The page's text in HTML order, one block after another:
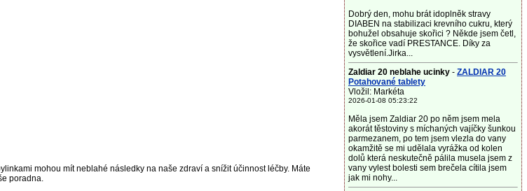
mohou mít neblahé následky na naše zdraví a snížit účinnost léčby. Máte
poradna.
Dobrý den, mohu brát idoplněk stravy
DIABEN na stabilizaci krevního cukru, který
bohužel obsahuje skořici ? Někde jsem četl,
že skořice vadí PRESTANCE. Díky za
vysvětlení.Jirka...
Zaldiar 20 neblahe ucinky - ZALDIAR 20
Potahované tablety
Vložil: Markéta
2026-01-08 05:23:22
Měla jsem Zaldiar 20 po něm jsem mela
akorát těstoviny s míchaných vajíčky šunkou
parmezanem, po tem jsem vlezla do vany
okamžitě se mi udělala vyrážka od kolen
dolů která neskutečně pálila musela jsem z
vany vylest bolesti sem brečela cítila jsem
jak mi nohy...